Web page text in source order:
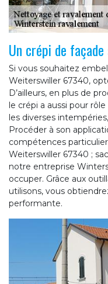
Un crépi de
Si vous souhaitez
Weiterswiller 67340,
D’ailleurs, en plus de
le crépi a aussi pour
les diverses
Procéder à son
compétences
Weiterswiller 67340 ;
notre entreprise
occuper. Grâce aux
utilisons, vous
performante.